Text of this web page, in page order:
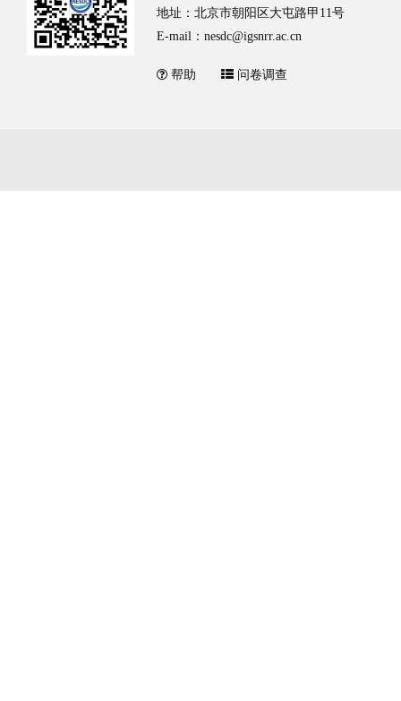
地址：北京市朝阳区大屯路甲11号
E-mail：nesdc@igsnrr.ac.cn
帮助 问卷调查